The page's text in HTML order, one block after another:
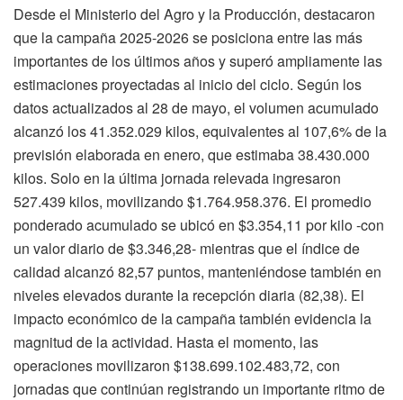
Desde el Ministerio del Agro y la Producción, destacaron
que la campaña 2025-2026 se posiciona entre las más
importantes de los últimos años y superó ampliamente las
estimaciones proyectadas al inicio del ciclo. Según los
datos actualizados al 28 de mayo, el volumen acumulado
alcanzó los 41.352.029 kilos, equivalentes al 107,6% de la
previsión elaborada en enero, que estimaba 38.430.000
kilos. Solo en la última jornada relevada ingresaron
527.439 kilos, movilizando $1.764.958.376. El promedio
ponderado acumulado se ubicó en $3.354,11 por kilo -con
un valor diario de $3.346,28- mientras que el índice de
calidad alcanzó 82,57 puntos, manteniéndose también en
niveles elevados durante la recepción diaria (82,38). El
impacto económico de la campaña también evidencia la
magnitud de la actividad. Hasta el momento, las
operaciones movilizaron $138.699.102.483,72, con
jornadas que continúan registrando un importante ritmo de